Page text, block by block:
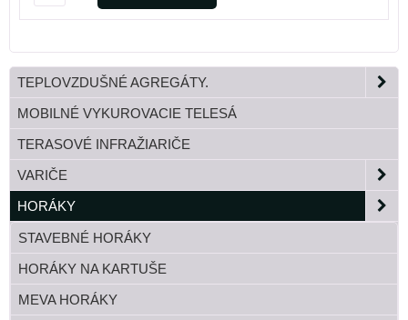
TEPLOVZDUŠNÉ AGREGÁTY.
MOBILNÉ VYKUROVACIE TELESÁ
TERASOVÉ INFRAŽIARIČE
VARIČE
HORÁKY
STAVEBNÉ HORÁKY
HORÁKY NA KARTUŠE
MEVA HORÁKY